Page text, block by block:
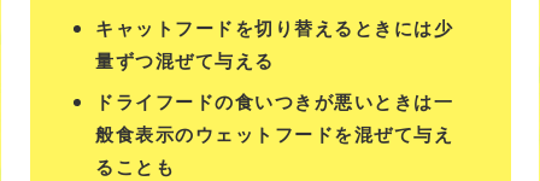
キャットフードを切り替えるときには少
量ずつ混ぜて与える
ドライフードの食いつきが悪いときは一
般食表示のウェットフードを混ぜて与え
ることも